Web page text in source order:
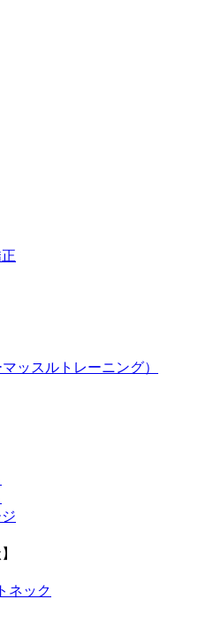
ッスルトレーニング）
ネック